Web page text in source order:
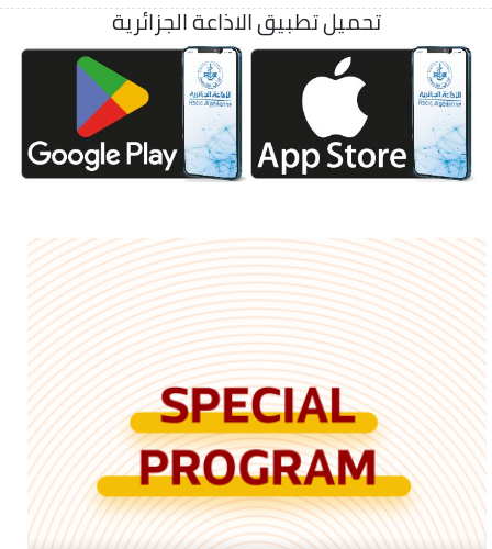
تحميل تطبيق الاذاعة الجزائرية